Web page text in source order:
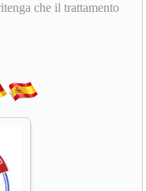
che il trattamento